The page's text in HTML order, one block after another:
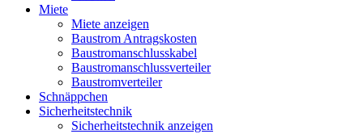
Miete
Miete anzeigen
Baustrom Antragskosten
Baustromanschlusskabel
Baustromanschlussverteiler
Baustromverteiler
Schnäppchen
Sicherheitstechnik
Sicherheitstechnik anzeigen